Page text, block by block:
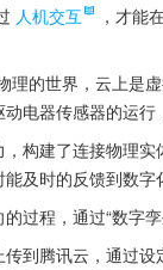
人机交互
，才能
理的世界，云上是
电器传感器的运行
构建了连接物理
及时的反馈到数字
过程，通过“数字孪
到腾讯云，通过